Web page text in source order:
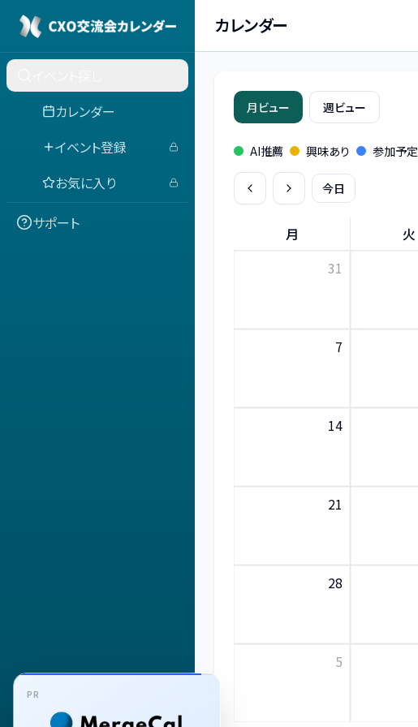
カレンダー
イベント登録
お気に入り
サポート
カレンダー
月ビュー 週ビュー
AI推薦 興味あり 参加予定
今日
月 火
31
7
14
21
28
5
PR